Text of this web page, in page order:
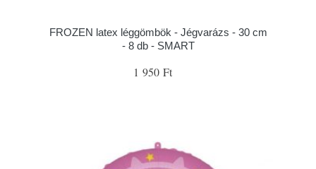
FROZEN latex léggömbök - Jégvarázs - 30 cm
- 8 db - SMART
1 950 Ft